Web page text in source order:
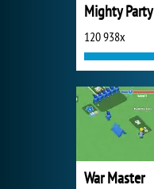
Mighty Party
120 938x
War Master